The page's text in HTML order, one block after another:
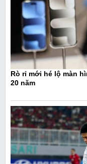
Rò rỉ mới hé lộ màn
20 năm